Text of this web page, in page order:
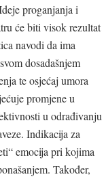
proganjanja i
će biti visok rezultat
navodi da ima
dosadašnjem
te osjećaj umora
promjene u
u odrađivanju
Indikacija za
emocija pri kojima
Također,